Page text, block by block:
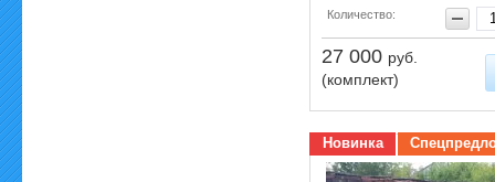
Количество:
27 000 руб.
(комплект)
Новинка